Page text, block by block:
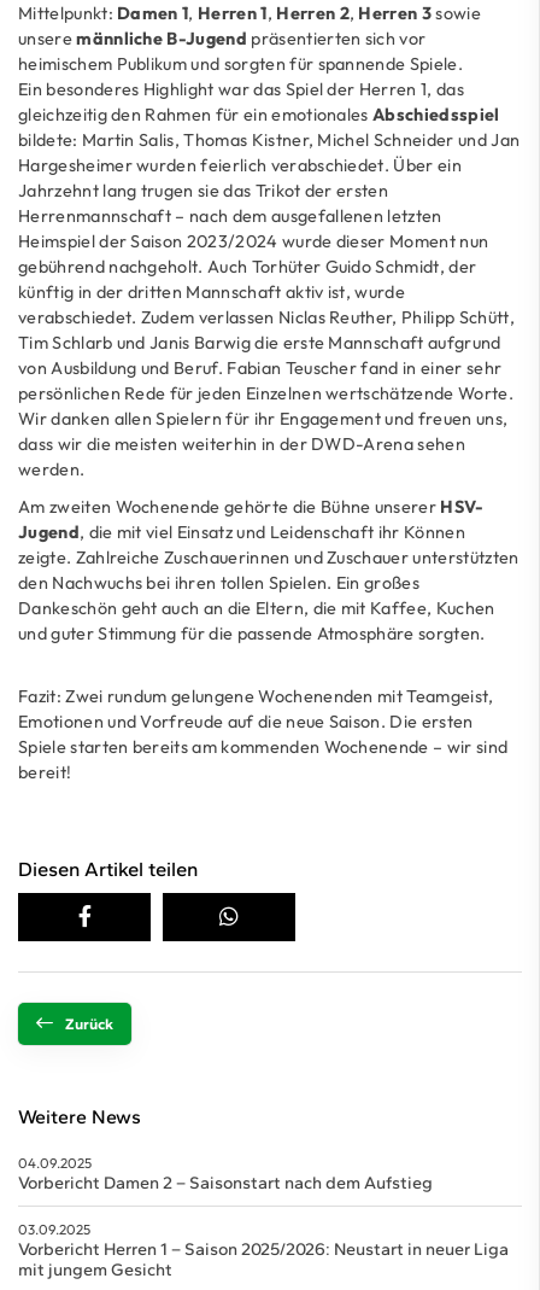
Mittelpunkt: Damen 1, Herren 1, Herren 2, Herren 3sowie
unseremännliche B-Jugend präsentierten sich vor
heimischem Publikum und sorgten für spannende Spiele.
Ein besonderes Highlight war das Spiel der Herren 1, das
gleichzeitig den Rahmen für ein emotionalesAbschiedsspiel
bildete: Martin Salis, Thomas Kistner, Michel Schneider und Jan
Hargesheimer wurden feierlich verabschiedet. Über ein
Jahrzehnt lang trugen sie das Trikot der ersten
Herrenmannschaft – nach dem ausgefallenen letzten
Heimspiel der Saison 2023/2024 wurde dieser Moment nun
gebührend nachgeholt. Auch Torhüter Guido Schmidt, der
künftig in der dritten Mannschaft aktiv ist, wurde
verabschiedet. Zudem verlassen Niclas Reuther, Philipp Schütt,
Tim Schlarb und Janis Barwig die erste Mannschaft aufgrund
von Ausbildung und Beruf. Fabian Teuscher fand in einer sehr
persönlichen Rede für jeden Einzelnen wertschätzende Worte.
Wir danken allen Spielern für ihr Engagement und freuen uns,
dass wir die meisten weiterhin in der DWD-Arena sehen
werden.
Am zweiten Wochenende gehörte die Bühne unserer HSV-
Jugend, die mit viel Einsatz und Leidenschaft ihr Können
zeigte. Zahlreiche Zuschauerinnen und Zuschauer unterstützten
den Nachwuchs bei ihren tollen Spielen. Ein großes
Dankeschön geht auch an die Eltern, die mit Kaffee, Kuchen
und guter Stimmung für die passende Atmosphäre sorgten.
Fazit: Zwei rundum gelungene Wochenenden mit Teamgeist,
Emotionen und Vorfreude auf die neue Saison. Die ersten
Spiele starten bereits am kommenden Wochenende – wir sind
bereit!
Diesen Artikel teilen
Zurück
Weitere News
04.09.2025
Vorbericht Damen 2 – Saisonstart nach dem Aufstieg
03.09.2025
Vorbericht Herren 1 – Saison 2025/2026: Neustart in neuer Liga
mit jungem Gesicht